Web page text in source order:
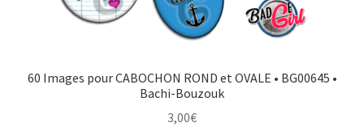
60 Images pour CABOCHON ROND et OVALE • BG00645 •
Bachi-Bouzouk
3,00€